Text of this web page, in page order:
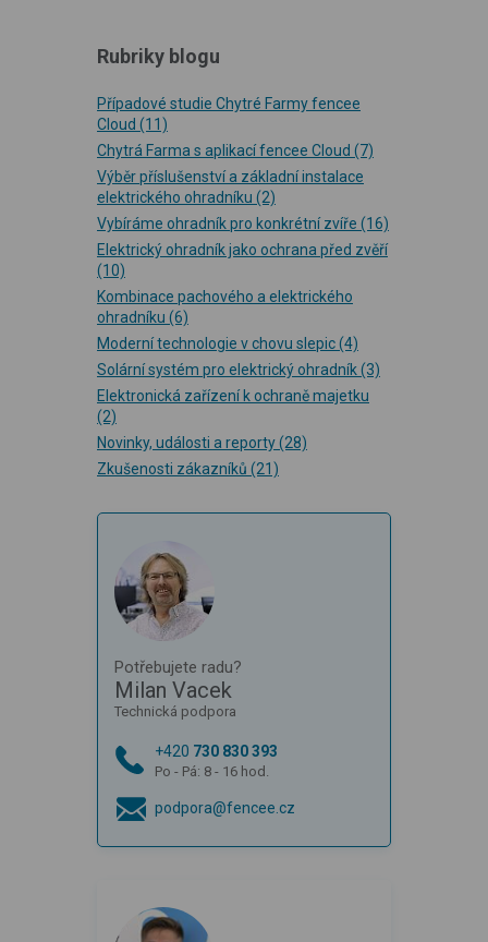
Rubriky blogu
Případové studie Chytré Farmy fencee
Cloud (11)
Chytrá Farma s aplikací fencee Cloud (7)
Výběr příslušenství a základní instalace
elektrického ohradníku (2)
Vybíráme ohradník pro konkrétní zvíře (16)
Elektrický ohradník jako ochrana před zvěří
(10)
Kombinace pachového a elektrického
ohradníku (6)
Moderní technologie v chovu slepic(4)
Solární systém pro elektrický ohradník(3)
Elektronická zařízení k ochraně majetku
(2)
Novinky, události a reporty(28)
Zkušenosti zákazníků (21)
Potřebujete radu?
Milan Vacek
Technická podpora
+420 730 830 393
Po - Pá: 8 - 16 hod.
podpora@fencee.cz